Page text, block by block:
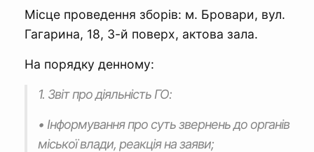
Місце проведення зборів: м. Бровари, вул.
Гагарина, 18, 3-й поверх, актова зала.
На порядку денному:
1. Звіт про діяльність ГО:
• Інформування про суть звернень до органів
міської влади, реакція на заяви;